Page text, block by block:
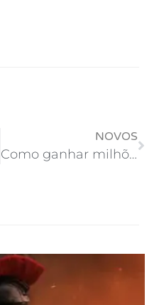
NOVOS
Como ganhar milhões antes que a vovó morra